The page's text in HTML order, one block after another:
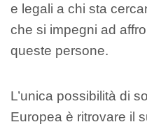
e legali a chi sta
che si impegni ad
queste persone.
L’unica possibilità di
Europea è ritrovare il